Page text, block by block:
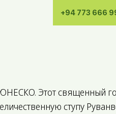
+94 773 666
Этот священный
ступу